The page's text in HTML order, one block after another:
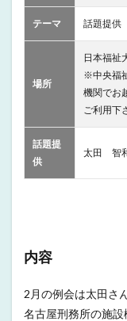
テーマ 話題提供
場所
日本福祉
※中央福
機関でお
ご利用下
話題提
供
太田 智
内容
2月の例会は太田さ
名古屋刑務所の施